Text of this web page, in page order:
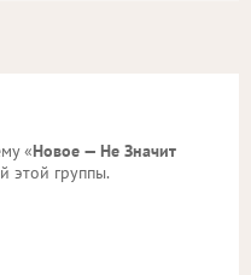
«Новое — Не Значит
этой группы.